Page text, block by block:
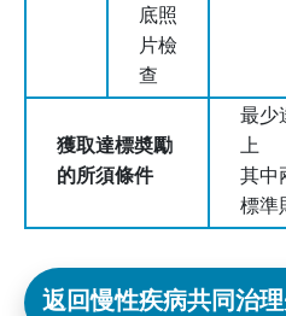
底照
片檢
查
獲取達標奬勵
的所須條件
最少
上
其中
標準
返回慢性疾病共同治